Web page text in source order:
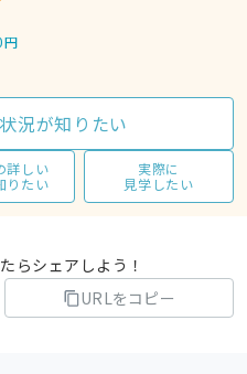
円
況が知りたい
詳しい
りたい
実際に
見学したい
らシェアしよう！
URLをコピー